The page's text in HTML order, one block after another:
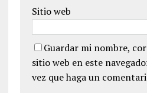
Sitio web
Guardar mi nombre,
sitio web en este
vez que haga un